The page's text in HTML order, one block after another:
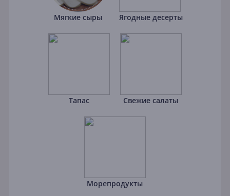
Мягкие сыры Ягодные десерты
Тапас Свежие салаты
Морепродукты